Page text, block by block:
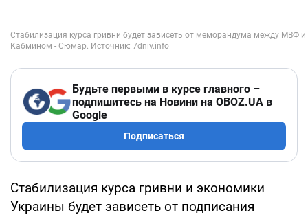
Будьте первыми в курсе главного –
подпишитесь на Новини на OBOZ.UA в
Google
Подписаться
Стабилизация курса гривни и экономики
Украины будет зависеть от подписания